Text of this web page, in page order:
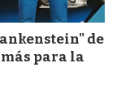
de
para la